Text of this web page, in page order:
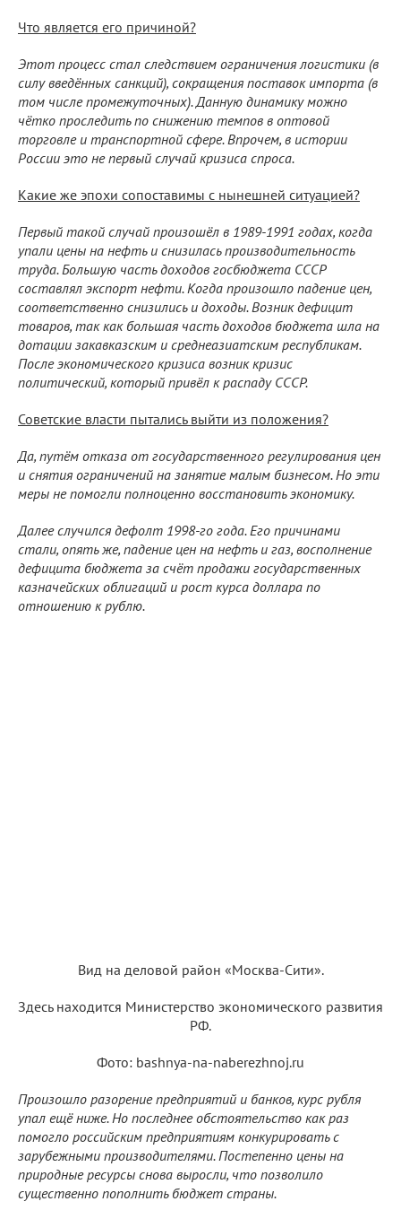
Что является его причиной?
Этот процесс стал следствием ограничения логистики (в
силу введённых санкций), сокращения поставок импорта (в
том числе промежуточных). Данную динамику можно
чётко проследить по снижению темпов в оптовой
торговле и транспортной сфере. Впрочем, в истории
России это не первый случай кризиса спроса.
Какие же эпохи сопоставимы с нынешней ситуацией?
Первый такой случай произошёл в 1989-1991 годах, когда
упали цены на нефть и снизилась производительность
труда. Большую часть доходов госбюджета СССР
составлял экспорт нефти. Когда произошло падение цен,
соответственно снизились и доходы. Возник дефицит
товаров, так как большая часть доходов бюджета шла на
дотации закавказским и среднеазиатским республикам.
После экономического кризиса возник кризис
политический, который привёл к распаду СССР.
Советские власти пытались выйти из положения?
Да, путём отказа от государственного регулирования цен
и снятия ограничений на занятие малым бизнесом. Но эти
меры не помогли полноценно восстановить экономику.
Далее случился дефолт 1998-го года. Его причинами
стали, опять же, падение цен на нефть и газ, восполнение
дефицита бюджета за счёт продажи государственных
казначейских облигаций и рост курса доллара по
отношению к рублю.
Вид на деловой район «Москва-Сити».
Здесь находится Министерство экономического развития
РФ.
Фото: bashnya-na-naberezhnoj.ru
Произошло разорение предприятий и банков, курс рубля
упал ещё ниже. Но последнее обстоятельство как раз
помогло российским предприятиям конкурировать с
зарубежными производителями. Постепенно цены на
природные ресурсы снова выросли, что позволило
существенно пополнить бюджет страны.